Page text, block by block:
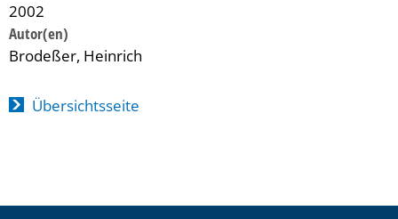
2002
Brodeßer, Heinrich
Übersichtsseite